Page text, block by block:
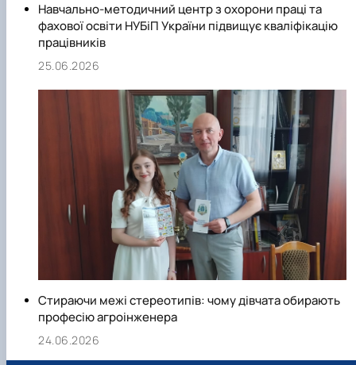
Навчально-методичний центр з охорони праці та
фахової освіти НУБіП України підвищує кваліфікацію
працівників
25.06.2026
Стираючи межі стереотипів: чому дівчата обирають
професію агроінженера
24.06.2026